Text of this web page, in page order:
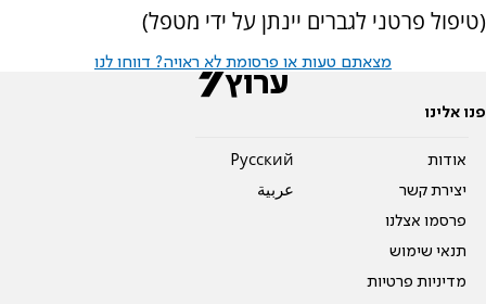
(טיפול פרטני לגברים יינתן על ידי מטפל)
מצאתם טעות או פרסומת לא ראויה? דווחו לנו
פנו אלינו
אודות
יצירת קשר
פרסמו אצלנו
תנאי שימוש
מדיניות פרטיות
Pусский
عربية